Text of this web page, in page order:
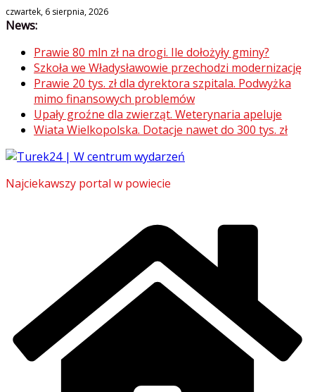
Skip
to
czwartek, 6 sierpnia, 2026
News:
Prawie 80 mln zł na drogi. Ile dołożyły gminy?
Szkoła we Władysławowie przechodzi modernizację
Prawie 20 tys. zł dla dyrektora szpitala. Podwyżka
mimo finansowych problemów
Upały groźne dla zwierząt. Weterynaria apeluje
Wiata Wielkopolska. Dotacje nawet do 300 tys. zł
Najciekawszy portal w powiecie